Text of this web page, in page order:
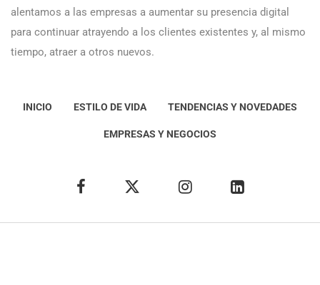
alentamos a las empresas a aumentar su presencia digital
para continuar atrayendo a los clientes existentes y, al mismo
tiempo, atraer a otros nuevos.
INICIO ESTILO DE VIDA TENDENCIAS Y NOVEDADES
EMPRESAS Y NEGOCIOS